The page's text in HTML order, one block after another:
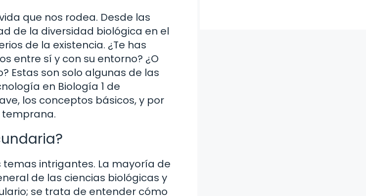
que nos rodea. Desde las
de la diversidad biológica en el
de la existencia. ¿Te has
entre sí y con su entorno? ¿O
Estas son solo algunas de las
en Biología 1 de
los conceptos básicos, y por
temas intrigantes. La mayoría de
de las ciencias biológicas y
se trata de entender cómo